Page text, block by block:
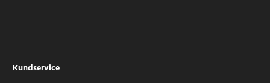
Kundservice